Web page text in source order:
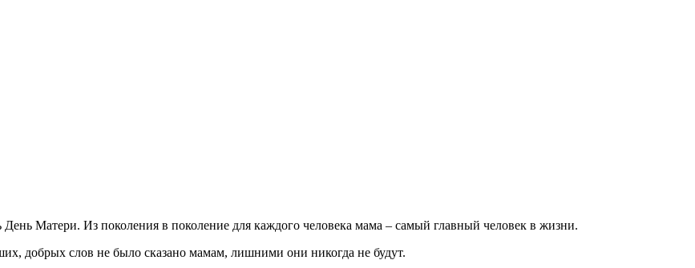
День Матери. Из поколения в поколение для каждого человека мама – самый главный человек в жизни.
добрых слов не было сказано мамам, лишними они никогда не будут.